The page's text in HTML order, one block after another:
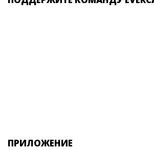
ПРИЛОЖЕНИЕ